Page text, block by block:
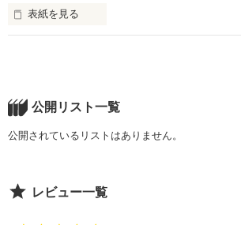
詩月、高校３年の秋。
「懐かしい土地の思い出」
ほのかに金木犀が香ってくる。
→「ROSE　ウィーン×横浜」
→「LIBERTEーー君に」
★本作は、単独でも楽しんでいただけます
「LIBERTE ーー君に」の約半年後(留学から
始まります
表紙を見る
曰く付きの……
公開リスト一覧
公開されているリストはありません。
レビュー一覧